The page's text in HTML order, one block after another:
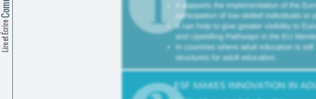
Lire et Écrire